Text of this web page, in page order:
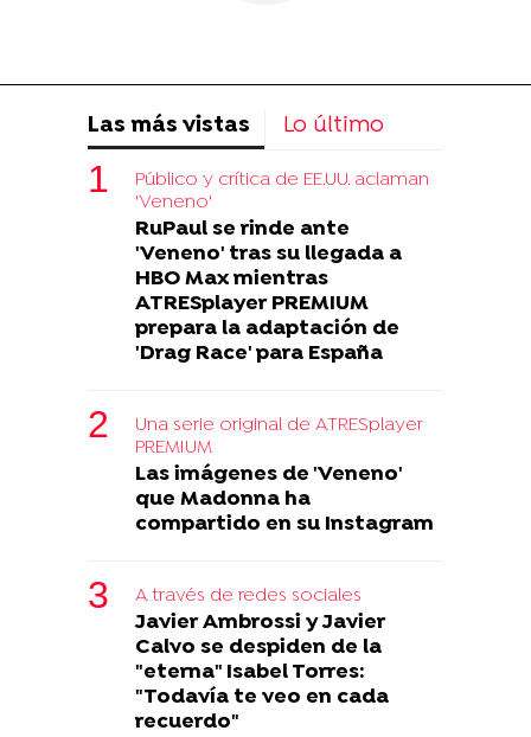
Las más vistas Lo último
Público y crítica de EE.UU. aclaman
'Veneno'
RuPaul se rinde ante
'Veneno' tras su llegada a
HBO Max mientras
ATRESplayer PREMIUM
prepara la adaptación de
'Drag Race' para España
Una serie original de ATRESplayer
PREMIUM
Las imágenes de 'Veneno'
que Madonna ha
compartido en su Instagram
A través de redes sociales
Javier Ambrossi y Javier
Calvo se despiden de la
"eterna" Isabel Torres:
"Todavía te veo en cada
recuerdo"